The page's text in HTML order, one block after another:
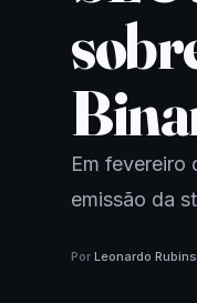
Em fevereiro
emissão da
Por Leonardo